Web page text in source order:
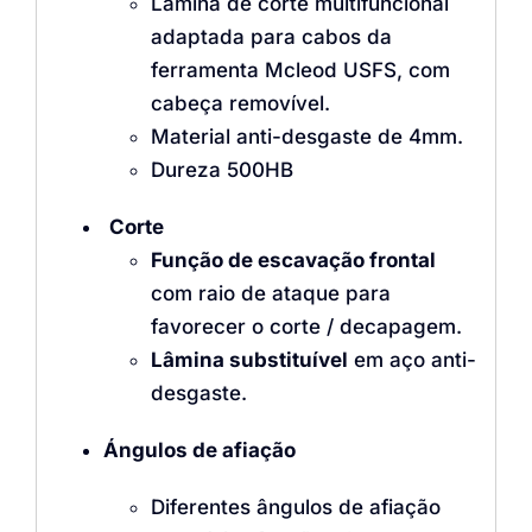
adaptada para cabos da
ferramenta Mcleod USFS, com
cabeça removível.
Material anti-desgaste de 4mm.
Dureza 500HB
Corte
Função de escavação frontal
com raio de ataque para
favorecer o corte / decapagem.
Lâmina substituível em aço anti-
desgaste.
Ángulos de afiação
Diferentes ângulos de afiação